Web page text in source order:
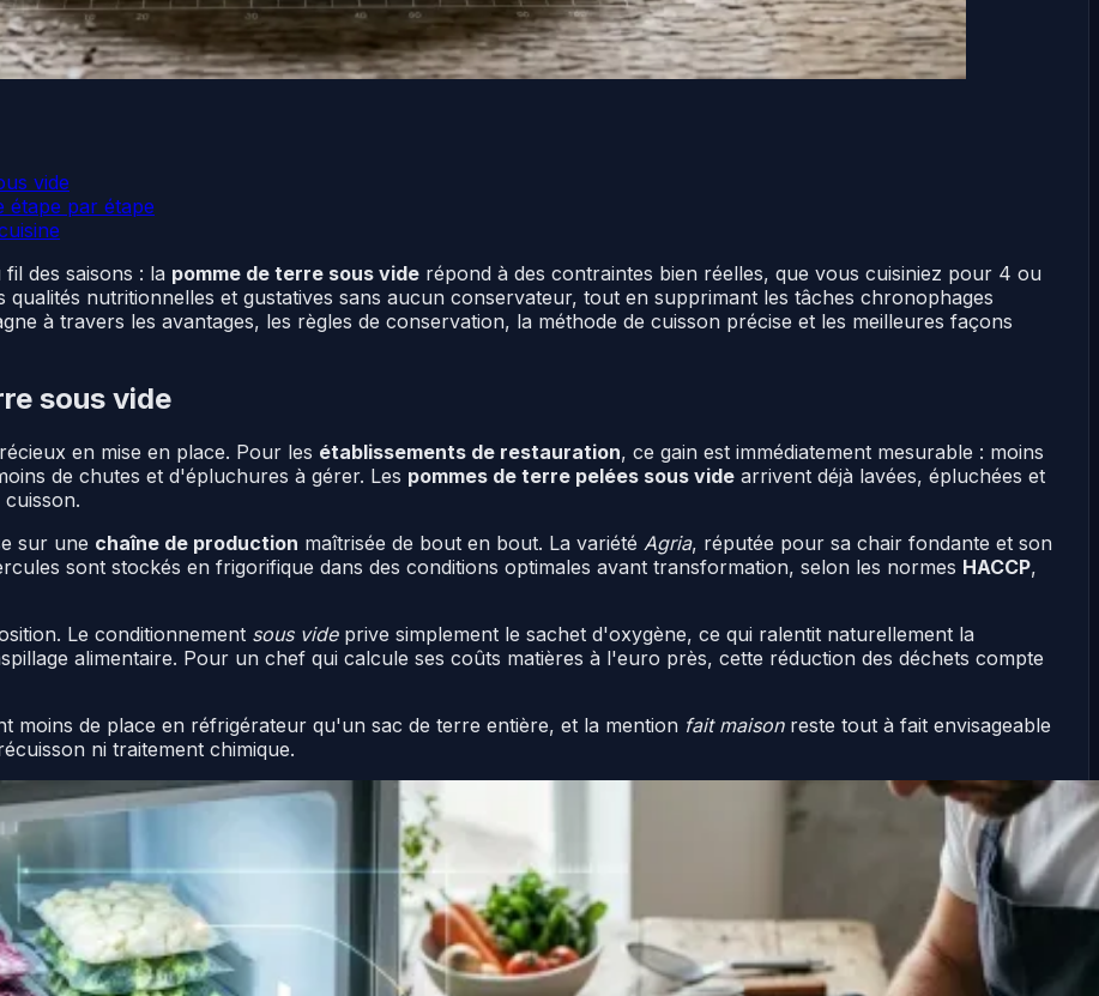
vide
étape par étape
des saisons : la pomme de terre sous vide répond à des contraintes bien réelles, que vous cuisiniez pour 4 ou
nutritionnelles et gustatives sans aucun conservateur, tout en supprimant les tâches chronophages
à travers les avantages, les règles de conservation, la méthode de cuisson précise et les meilleures façons
sous vide
en mise en place. Pour les établissements de restauration, ce gain est immédiatement mesurable : moins
de chutes et d'épluchures à gérer. Les pommes de terre pelées sous vide arrivent déjà lavées, épluchées et
sur une chaîne de production maîtrisée de bout en bout. La variété Agria, réputée pour sa chair fondante et son
sont stockés en frigorifique dans des conditions optimales avant transformation, selon les normes HACCP,
Le conditionnement sous videprive simplement le sachet d'oxygène, ce qui ralentit naturellement la
alimentaire. Pour un chef qui calcule ses coûts matières à l'euro près, cette réduction des déchets compte
moins de place en réfrigérateur qu'un sac de terre entière, et la mention fait maisonreste tout à fait envisageable
ni traitement chimique.